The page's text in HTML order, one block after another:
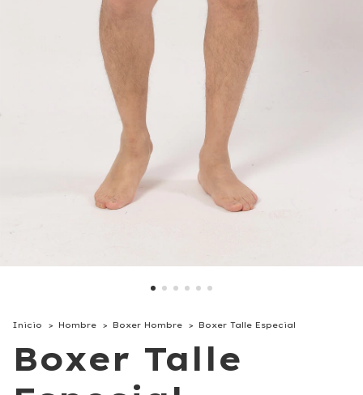
Inicio > Hombre > Boxer Hombre > Boxer Talle Especial
Boxer Talle